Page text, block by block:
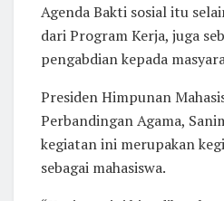
Agenda Bakti sosial itu
dari Program Kerja, juga
pengabdian kepada
Presiden Himpunan
Perbandingan Agama,
kegiatan ini merupakan
sebagai mahasiswa.